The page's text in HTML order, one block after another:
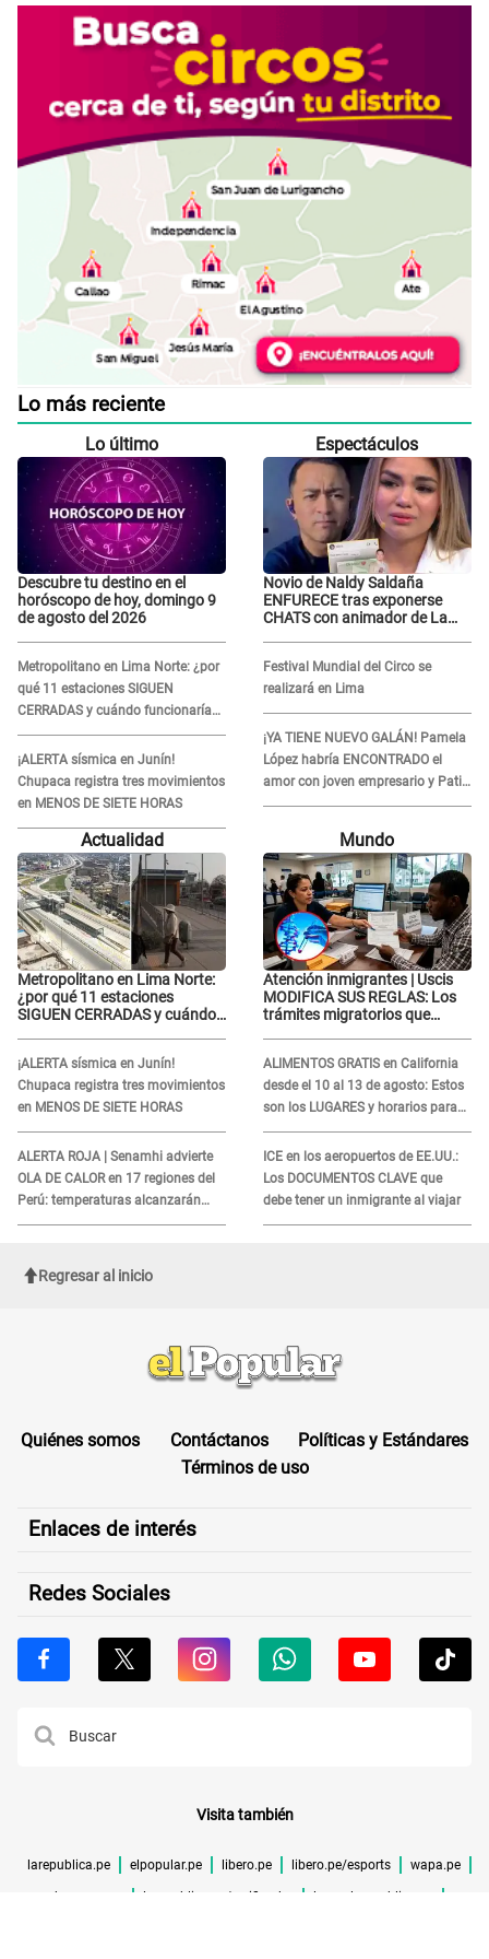
Lo más reciente
Lo último
Descubre tu destino en el
horóscopo de hoy, domingo 9
de agosto del 2026
Metropolitano en Lima Norte: ¿por
qué 11 estaciones SIGUEN
CERRADAS y cuándo funcionaría
toda la ampliación?
¡ALERTA sísmica en Junín!
Chupaca registra tres movimientos
en MENOS DE SIETE HORAS
Espectáculos
Novio de Naldy Saldaña
ENFURECE tras exponerse
CHATS con animador de La
Festival Mundial del Circo se
realizará en Lima
¡YA TIENE NUEVO GALÁN! Pamela
López habría ENCONTRADO el
amor con joven empresario y Pati
Lorena la ECHA en VIVO
Actualidad
Metropolitano en Lima Norte:
¿por qué 11 estaciones
SIGUEN CERRADAS y cuándo
¡ALERTA sísmica en Junín!
Chupaca registra tres movimientos
en MENOS DE SIETE HORAS
ALERTA ROJA | Senamhi advierte
OLA DE CALOR en 17 regiones del
Perú: temperaturas alcanzarán
hasta los 37 °C
Mundo
Atención inmigrantes | Uscis
MODIFICA SUS REGLAS: Los
trámites migratorios que
ALIMENTOS GRATIS en California
desde el 10 al 13 de agosto: Estos
son los LUGARES y horarios para
recibir la ayuda
ICE en los aeropuertos de EE.UU.:
Los DOCUMENTOS CLAVE que
debe tener un inmigrante al viajar
Regresar al inicio
Quiénes somos Contáctanos
Políticas y Estándares
Términos de uso
Enlaces de interés
Redes Sociales
Visita también
larepublica.pe elpopular.pe libero.pe libero.pe/esports wapa.pe
buenazo.pe larepublica.pe/verificador lrmas.larepublica.pe